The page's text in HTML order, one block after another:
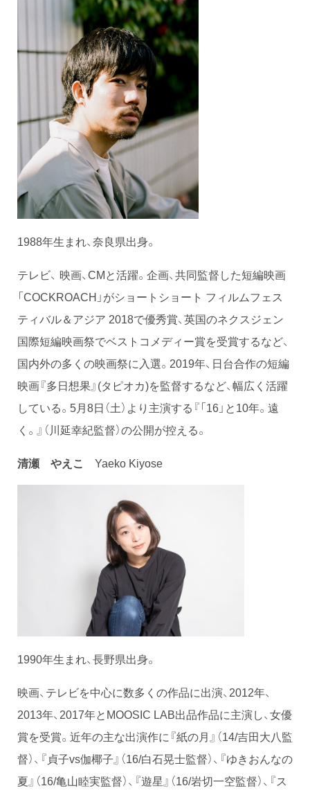
1988年生まれ、奈良県出身。
テレビ、 映画、CMと活躍。企画、共同監督した短編映画
「COCKROACH」がショートショート フィルムフェス
ティバル＆アジア 2018で優秀賞、英国のネクスジェン
国際短編映画祭でベストコメディー賞を受賞するなど、
国内外の多くの映画祭に入選。2019年、日台合作の短編
映画『多日想果』(タピオカ)を監督するなど、幅広く活躍
している。5月8日（土）より主演する『「16」と10年。遠
く。』（川延幸紀監督）の公開が控える。
清瀬 やえこ Yaeko Kiyose
1990年生まれ、長野県出身。
映画、テレビを中心に数多くの作品に出演、2012年、
2013年、2017年とMOOSIC LAB出品作品に主演し、女優
賞を受賞。近年の主な出演作に『紙の月』（14/吉田大八監
督）、『貞子vs伽椰子』（16/白石晃士監督）、『ゆきおんなの
夏』（16/亀山睦実監督）、『遊星』（16/岩切一空監督）、『ス